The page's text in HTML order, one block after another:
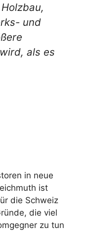
und
als es
in neue
ist
die Schweiz
die viel
zu tun